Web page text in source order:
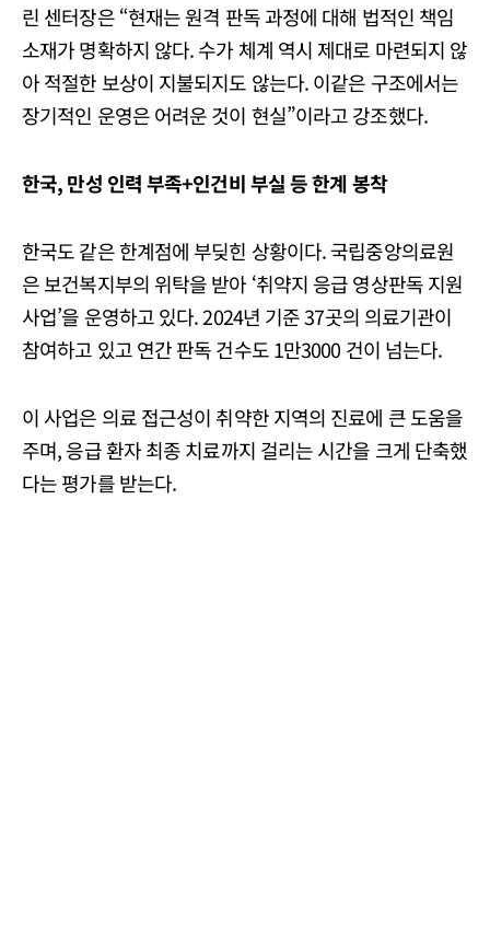
린 센터장은 “현재는 원격 판독 과정에 대해 법적인 책임
소재가 명확하지 않다. 수가 체계 역시 제대로 마련되지 않
아 적절한 보상이 지불되지도 않는다. 이같은 구조에서는
장기적인 운영은 어려운 것이 현실”이라고 강조했다.
한국, 만성 인력 부족+인건비 부실 등 한계 봉착
한국도 같은 한계점에 부딪힌 상황이다. 국립중앙의료원
은 보건복지부의 위탁을 받아 ‘취약지 응급 영상판독 지원
사업’을 운영하고 있다. 2024년 기준 37곳의 의료기관이
참여하고 있고 연간 판독 건수도 1만3000 건이 넘는다.
이 사업은 의료 접근성이 취약한 지역의 진료에 큰 도움을
주며, 응급 환자 최종 치료까지 걸리는 시간을 크게 단축했
다는 평가를 받는다.